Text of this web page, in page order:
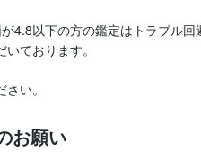
4.8以下の方の鑑定はトラブル回
ております。
い。
お願い